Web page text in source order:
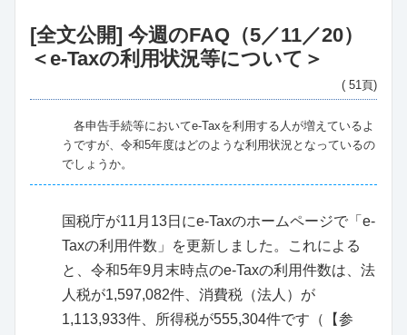
[全文公開] 今週のFAQ（5／11／20）
＜e-Taxの利用状況等について＞
( 51頁)
各申告手続等においてe-Taxを利用する人が増えているよ
うですが、令和5年度はどのような利用状況となっているの
でしょうか。
国税庁が11月13日にe-Taxのホームページで「e-
Taxの利用件数」を更新しました。これによる
と、令和5年9月末時点のe-Taxの利用件数は、法
人税が1,597,082件、消費税（法人）が
1,113,933件、所得税が555,304件です（【参